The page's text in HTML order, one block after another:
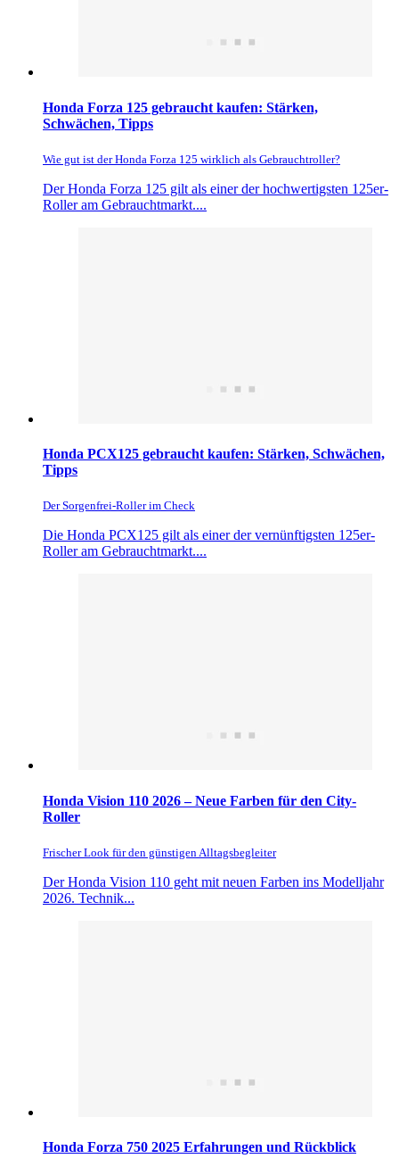
Honda Forza 125 gebraucht kaufen: Stärken,
Schwächen, Tipps
Wie gut ist der Honda Forza 125 wirklich als Gebrauchtroller?
Der Honda Forza 125 gilt als einer der hochwertigsten 125er-
Roller am Gebrauchtmarkt....
Honda PCX125 gebraucht kaufen: Stärken, Schwächen,
Tipps
Der Sorgenfrei-Roller im Check
Die Honda PCX125 gilt als einer der vernünftigsten 125er-
Roller am Gebrauchtmarkt....
Honda Vision 110 2026 – Neue Farben für den City-
Roller
Frischer Look für den günstigen Alltagsbegleiter
Der Honda Vision 110 geht mit neuen Farben ins Modelljahr
2026. Technik...
Honda Forza 750 2025 Erfahrungen und Rückblick